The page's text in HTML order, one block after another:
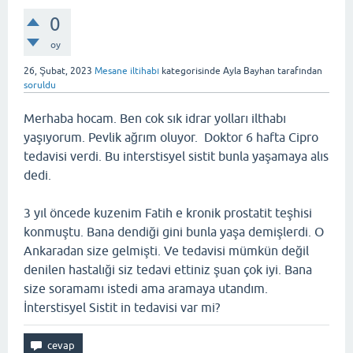
0
oy
26, Şubat, 2023 Mesane iltihabı kategorisinde Ayla Bayhan tarafından
soruldu
Merhaba hocam. Ben cok sık idrar yolları ilthabı
yaşıyorum. Pevlik ağrım oluyor. Doktor 6 hafta Cipro
tedavisi verdi. Bu interstisyel sistit bunla yaşamaya alıs
dedi.
3 yıl öncede kuzenim Fatih e kronik prostatit teşhisi
konmuştu. Bana dendiği gini bunla yaşa demişlerdi. O
Ankaradan size gelmişti. Ve tedavisi mümkün değil
denilen hastalıği siz tedavi ettiniz şuan çok iyi. Bana
size soramamı istedi ama aramaya utandım.
İnterstisyel Sistit in tedavisi var mi?